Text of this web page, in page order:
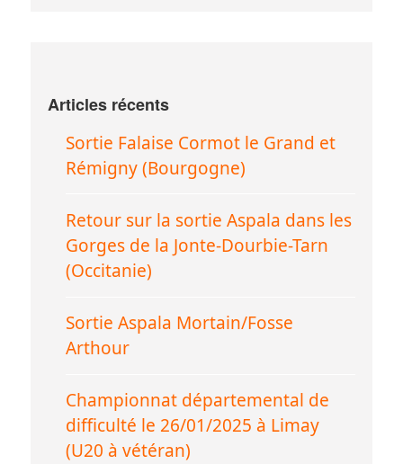
Articles récents
Sortie Falaise Cormot le Grand et
Rémigny (Bourgogne)
Retour sur la sortie Aspala dans les
Gorges de la Jonte-Dourbie-Tarn
(Occitanie)
Sortie Aspala Mortain/Fosse
Arthour
Championnat départemental de
difficulté le 26/01/2025 à Limay
(U20 à vétéran)